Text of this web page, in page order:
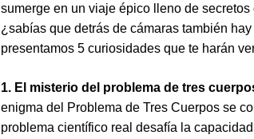
sumerge en un viaje épico lleno de
¿sabías que detrás de cámaras también
presentamos 5 curiosidades que te harán
1. El misterio del problema de tres
enigma del Problema de Tres Cuerpos se
problema científico real desafía la